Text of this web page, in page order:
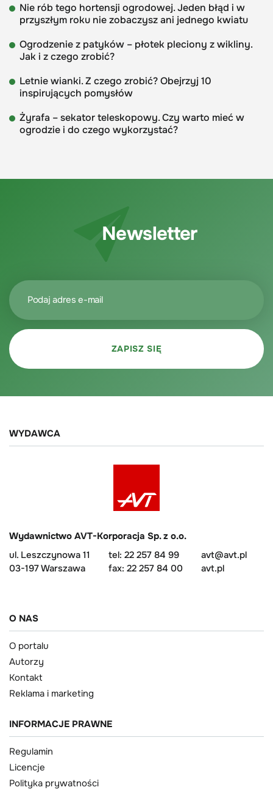
Nie rób tego hortensji ogrodowej. Jeden błąd i w
przyszłym roku nie zobaczysz ani jednego kwiatu
Ogrodzenie z patyków – płotek pleciony z wikliny.
Jak i z czego zrobić?
Letnie wianki. Z czego zrobić? Obejrzyj 10
inspirujących pomysłów
Żyrafa – sekator teleskopowy. Czy warto mieć w
ogrodzie i do czego wykorzystać?
Newsletter
WYDAWCA
Wydawnictwo AVT-Korporacja Sp. z o.o.
ul. Leszczynowa 11
03-197 Warszawa
tel: 22 257 84 99
fax: 22 257 84 00
avt@avt.pl
avt.pl
O NAS
O portalu
Autorzy
Kontakt
Reklama i marketing
INFORMACJE PRAWNE
Regulamin
Licencje
Polityka prywatności